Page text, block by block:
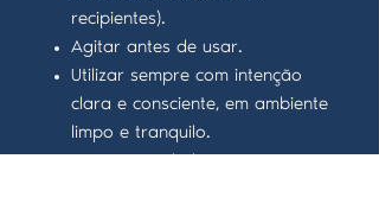
recipientes).
Agitar antes de usar.
Utilizar sempre com intenção
clara e consciente, em ambiente
limpo e tranquilo.